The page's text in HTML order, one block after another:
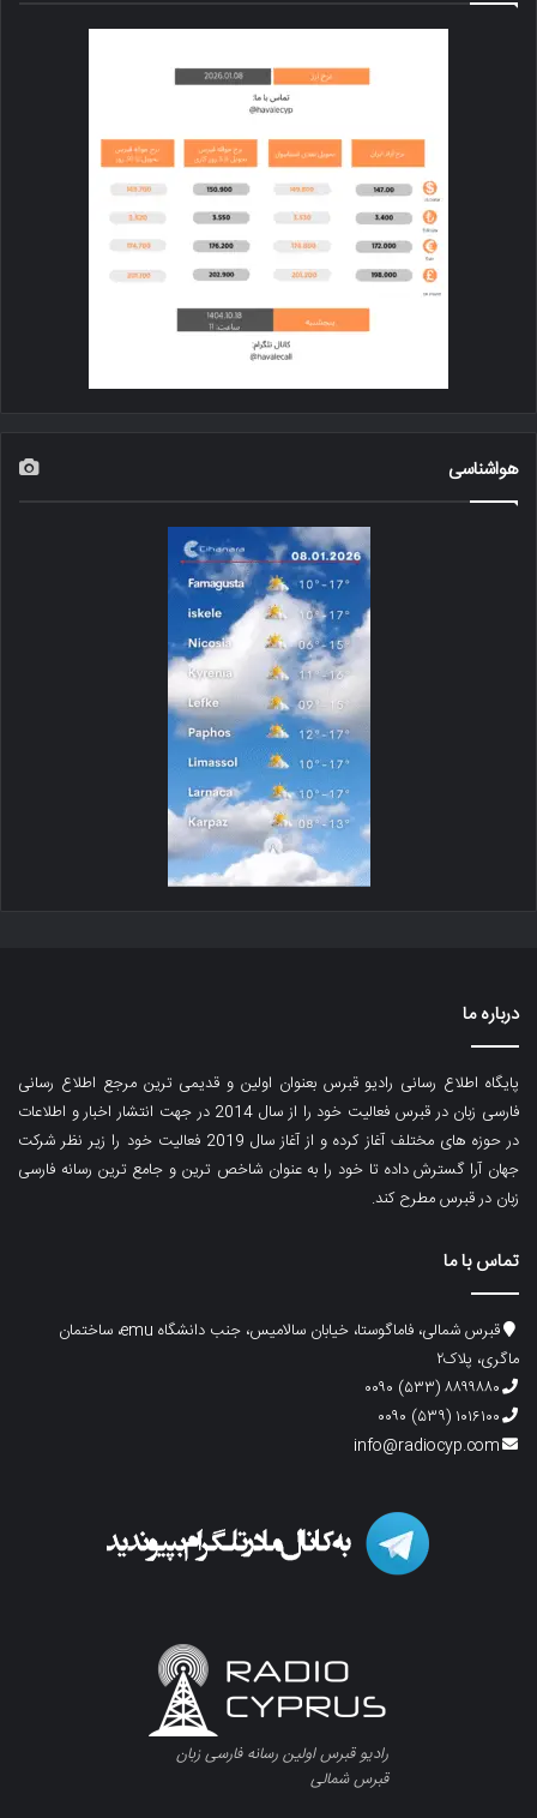
هواشناسی
درباره ما
پایگاه اطلاع رسانی رادیو قبرس بعنوان اولین و قدیمی ترین مرجع اطلاع رسانی
فارسی زبان در قبرس فعالیت خود را از سال 2014 در جهت انتشار اخبار و اطلاعات
در حوزه های مختلف آغاز کرده و از آغاز سال 2019 فعالیت خود را زیر نظر شرکت
جهان آرا گسترش داده تا خود را به عنوان شاخص ترین و جامع ترین رسانه فارسی
زبان در قبرس مطرح کند.
تماس با ما
قبرس شمالی، فاماگوستا، خیابان سالامیس، جنب دانشگاه emu، ساختمان
ماگری، پلاک۲
۸۸۹۹۸۸۰ (۵۳۳) ۰۰۹۰
۱۰۱۶۱۰۰ (۵۳۹) ۰۰۹۰
info@radiocyp.com
رادیو قبرس اولین رسانه فارسی زبان
قبرس شمالی